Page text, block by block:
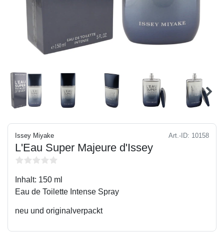
Issey Miyake Art.-ID: 10158
L'Eau Super Majeure d'Issey
Inhalt: 150 ml
Eau de Toilette Intense Spray
neu und originalverpackt